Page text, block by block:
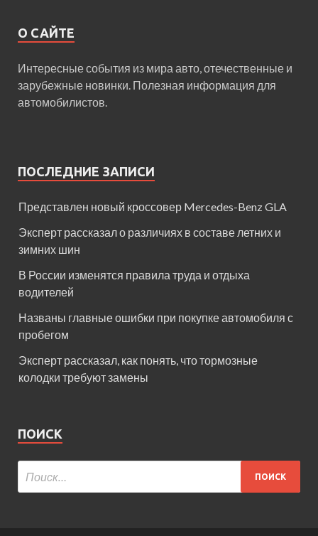
О САЙТЕ
Интересные события из мира авто, отечественные и
зарубежные новинки. Полезная информация для
автомобилистов.
ПОСЛЕДНИЕ ЗАПИСИ
Представлен новый кроссовер Mercedes-Benz GLA
Эксперт рассказал о различиях в составе летних и
зимних шин
В России изменятся правила труда и отдыха
водителей
Названы главные ошибки при покупке автомобиля с
пробегом
Эксперт рассказал, как понять, что тормозные
колодки требуют замены
ПОИСК